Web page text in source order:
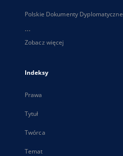
Polskie Dokumenty Dyplomatyczne
...
Zobacz więcej
Indeksy
Prawa
Tytuł
Twórca
Temat